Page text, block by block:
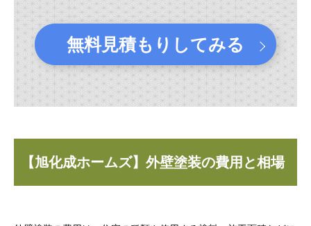
無料見積もりしてみる
【旭化成ホームズ】外壁塗装の費用と相場